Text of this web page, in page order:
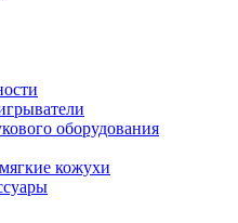
оборудования
кожухи